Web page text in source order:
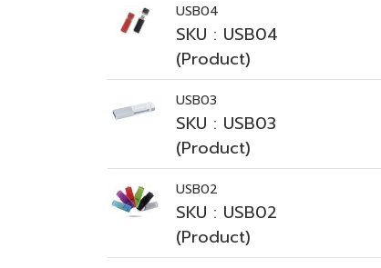
USB04
SKU : USB04
(Product)
USB03
SKU : USB03
(Product)
USB02
SKU : USB02
(Product)